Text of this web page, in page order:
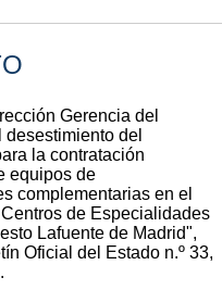
Gerencia del
del
la contratación
equipos de
complementarias en el
de Especialidades
Lafuente de Madrid",
Oficial del Estado n.º 33,